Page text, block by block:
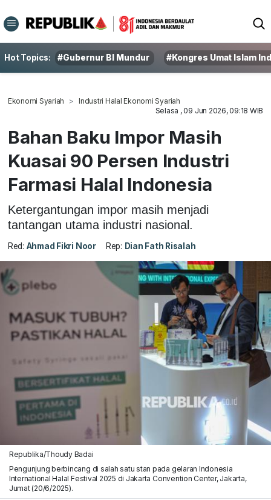
Hot Topics: #Gubernur BI Mundur #Kongres Umat Islam
Ekonomi Syariah
Industri Halal Ekonomi Syariah
Selasa , 09 Jun 2026, 09:18 WIB
Bahan Baku Impor Masih
Kuasai 90 Persen Industri
Farmasi Halal Indonesia
Ketergantungan impor masih menjadi
tantangan utama industri nasional.
Red: Ahmad Fikri Noor Rep: Dian Fath Risalah
Republika/Thoudy Badai
Pengunjung berbincang di salah satu stan pada gelaran Indonesia
International Halal Festival 2025 di Jakarta Convention Center, Jakarta,
Jumat (20/6/2025).